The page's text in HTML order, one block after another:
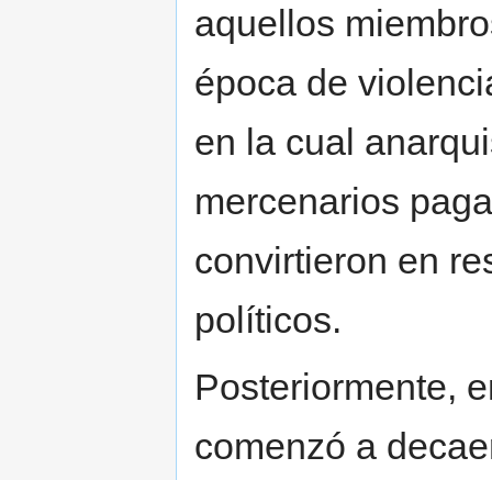
aquellos
época de
en la cual
mercenarios
convirtieron en
políticos.
Posteriormente,
comenzó a